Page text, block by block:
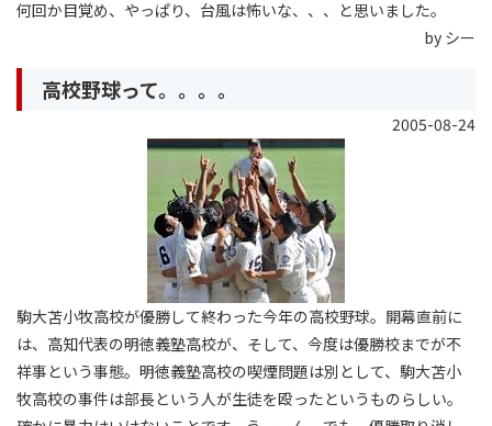
何回か目覚め、やっぱり、台風は怖いな、、、と思いました。
by シー
高校野球って。。。。
2005-08-24
駒大苫小牧高校が優勝して終わった今年の高校野球。開幕直前に
は、高知代表の明徳義塾高校が、そして、今度は優勝校までが不
祥事という事態。明徳義塾高校の喫煙問題は別として、駒大苫小
牧高校の事件は部長という人が生徒を殴ったというものらしい。